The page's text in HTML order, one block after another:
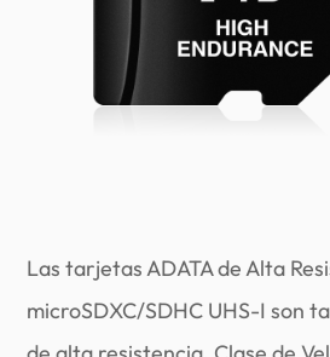
Las tarjetas ADATA de Alta
microSDXC/SDHC UHS-I son